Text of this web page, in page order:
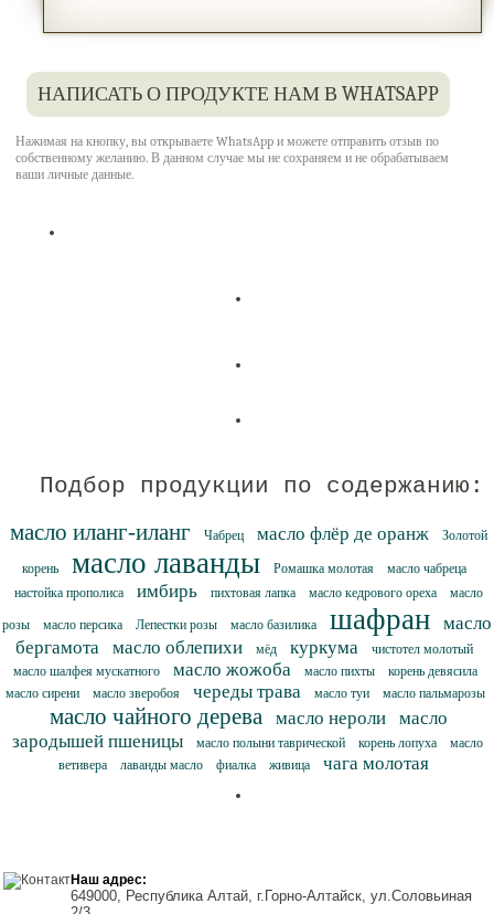
НАПИСАТЬ О ПРОДУКТЕ НАМ В WHATSAPP
Нажимая на кнопку, вы открываете WhatsApp и можете отправить отзыв по
собственному желанию. В данном случае мы не сохраняем и не обрабатываем
ваши личные данные.
Подбор продукции по содержанию:
масло иланг-иланг Чабрец масло флёр де оранж Золотой
корень масло лаванды Ромашка молотая
масло чабреца
настойка прополиса
имбирь пихтовая лапка масло кедрового ореха масло
розы масло персика Лепестки розы масло базилика шафран
масло
бергамота
масло облепихи мёд куркума
чистотел молотый
масло шалфея мускатного
масло жожоба масло пихты
корень девясила
масло сирени
масло зверобоя череды трава масло туи масло пальмарозы
масло чайного дерева масло нероли
масло
зародышей пшеницы
масло полыни таврической корень лопуха
масло
ветивера
лаванды масло фиалка живица чага молотая
Наш адрес:
649000, Республика Алтай, г.Горно-Алтайск, ул.Соловьиная